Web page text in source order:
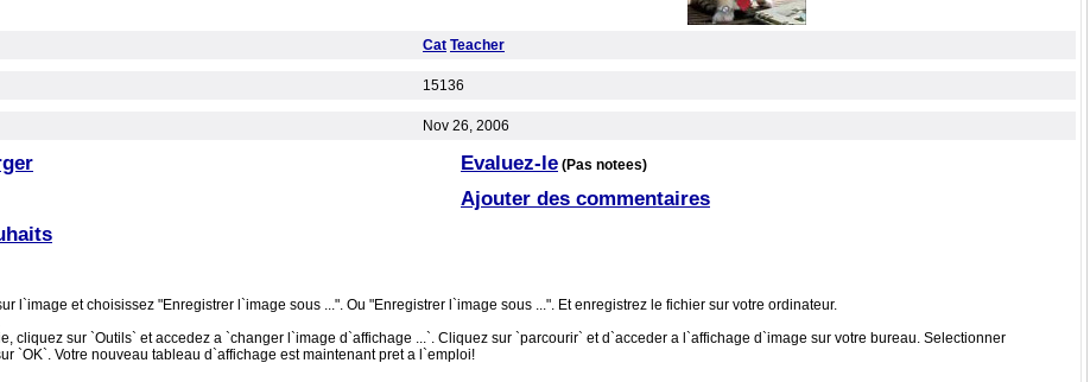
Cat Teacher
15136
Nov 26, 2006
Evaluez-le (Pas notees)
Ajouter des commentaires
l`image et choisissez "Enregistrer l`image sous ...". Ou "Enregistrer l`image sous ...". Et enregistrez le fichier sur votre ordinateur.
cliquez sur `Outils` et accedez a `changer l`image d`affichage ...`. Cliquez sur `parcourir` et d`acceder a l`affichage d`image sur votre bureau. Selectionner
`OK`. Votre nouveau tableau d`affichage est maintenant pret a l`emploi!